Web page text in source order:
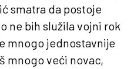
smatra da postoje
ne bih služila vojni rok
mnogo jednostavnije
mnogo veći novac,